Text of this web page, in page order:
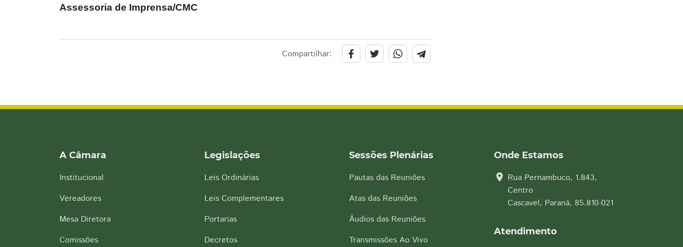
Assessoria de Imprensa/CMC
Compartilhar:
A Câmara
Institucional
Vereadores
Mesa Diretora
Comissões
Legislações
Leis Ordinárias
Leis Complementares
Portarias
Decretos
Sessões Plenárias
Pautas das Reuniões
Atas das Reuniões
Áudios das Reuniões
Transmissões Ao Vivo
Onde Estamos
location_on Rua Pernambuco, 1.843,
Centro
Cascavel, Paraná, 85.810-021
Atendimento